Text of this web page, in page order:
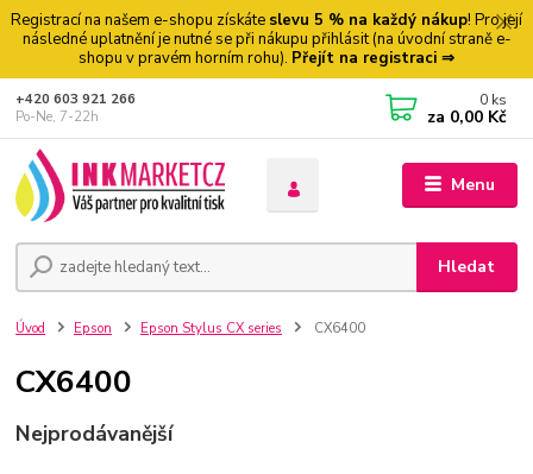
Registrací na našem e-shopu získáte slevu 5 % na každý nákup! Pro její
následné uplatnění je nutné se při nákupu přihlásit (na úvodní straně e-
shopu v pravém horním rohu). Přejít na registraci ⇒
Menu
Hledat
+420 603 921 266
Po-Ne, 7-22h
0 ks
za 0,00 Kč
Úvod Epson Epson Stylus CX series CX6400
CX6400
Nejprodávanější